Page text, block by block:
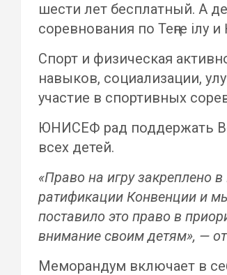
шести лет бесплатный. А
соревнования по Теңге ілу
Спорт и физическая
навыков, социализации,
участие в спортивных
ЮНИСЕФ рад поддержать
всех детей.
«Право на игру закреплено
ратификации Конвенции и
поставило это право в
внимание своим детям», —
Меморандум включает в